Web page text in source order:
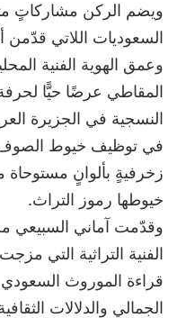
ويضم الركن مشاركاتٍ
السعوديات اللاتي قدّمن
وعمق الهوية الفنية
المقاطي عرضًا حيًّا
النسجية في الجزيرة
في توظيف خيوط الصوف
زخرفيةٍ بألوانٍ مستوحاة
خيوطها رموز التراث.
وقدّمت آماني السبيعي
الفنية التراثية التي
قراءة الموروث السعودي
الجمالي والدلالات